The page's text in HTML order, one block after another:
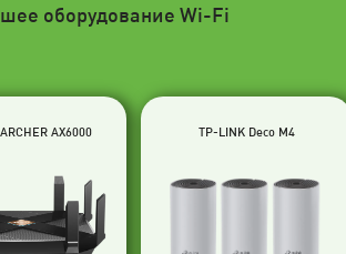
оборудование Wi-Fi
AX6000 TP-LINK Deco M4